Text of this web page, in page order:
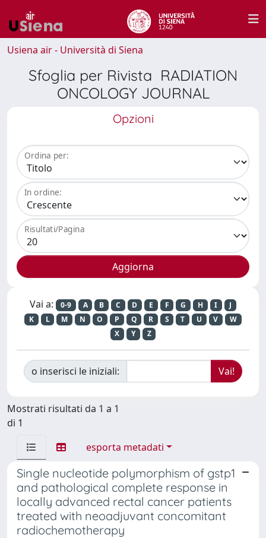
Usiena air - Università di Siena
Sfoglia per Rivista RADIATION
ONCOLOGY JOURNAL
Opzioni
Ordina per:
In ordine:
Risultati/Pagina
Vai a: 0-9 A B C D E F G H I
J
K
L M N O P Q R S T U V
W
X
Y Z
o inserisci le iniziali:
Mostrati risultati da 1 a 1
di 1
esporta metadati
Single nucleotide polymorphism of gstp1
and pathological complete response in
locally advanced rectal cancer patients
treated with neoadjuvant concomitant
radiochemotherapy